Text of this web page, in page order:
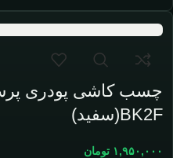
چسب کاشی پودری
BK2F(سفید)
۱,۹۵۰,۰۰۰ تومان